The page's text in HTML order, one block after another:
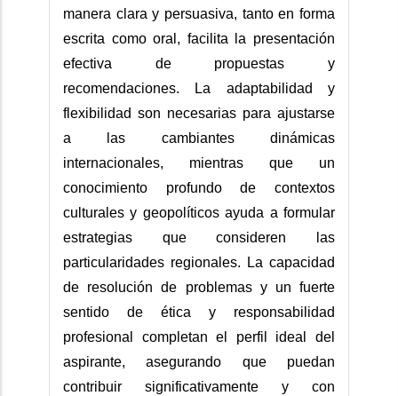
manera clara y persuasiva, tanto en forma
escrita como oral, facilita la presentación
efectiva de propuestas y
recomendaciones. La adaptabilidad y
flexibilidad son necesarias para ajustarse
a las cambiantes dinámicas
internacionales, mientras que un
conocimiento profundo de contextos
culturales y geopolíticos ayuda a formular
estrategias que consideren las
particularidades regionales. La capacidad
de resolución de problemas y un fuerte
sentido de ética y responsabilidad
profesional completan el perfil ideal del
aspirante, asegurando que puedan
contribuir significativamente y con